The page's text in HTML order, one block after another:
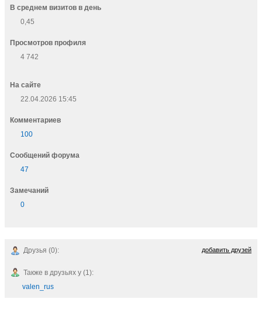
В среднем визитов в день
0,45
Просмотров профиля
4 742
На сайте
22.04.2026 15:45
Комментариев
100
Cообщений форума
47
Замечаний
0
Друзья (0): добавить друзей
Также в друзьях у (1):
valen_rus